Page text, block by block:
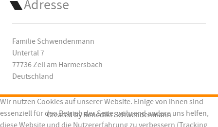
Adresse
Familie Schwendenmann
Untertal 7
77736 Zell am Harmersbach
Deutschland
Created byBenedikt Schwendenmann
Wir nutzen Cookies auf unserer Website. Einige von ihnen sind
essenziell für den Betrieb der Seite, während andere uns helfen,
diese Website und die Nutzererfahrung zu verbessern (Tracking